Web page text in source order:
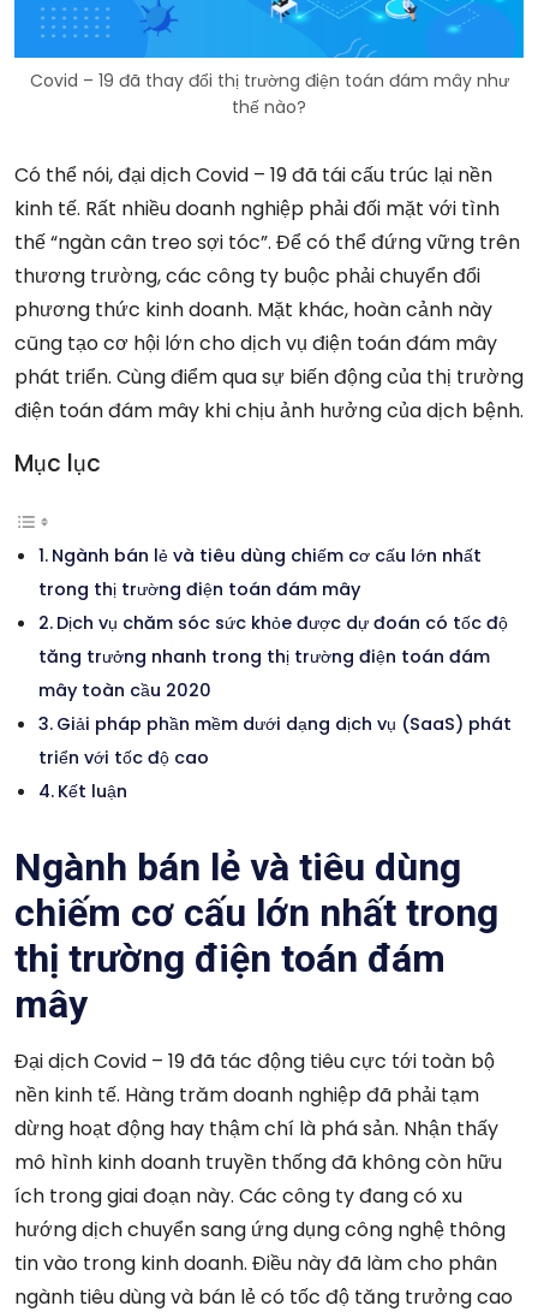
Covid – 19 đã thay đổi thị trường điện toán đám mây như
thế nào?
Có thể nói, đại dịch Covid – 19 đã tái cấu trúc lại nền
kinh tế. Rất nhiều doanh nghiệp phải đối mặt với tình
thế “ngàn cân treo sợi tóc”. Để có thể đứng vững trên
thương trường, các công ty buộc phải chuyển đổi
phương thức kinh doanh. Mặt khác, hoàn cảnh này
cũng tạo cơ hội lớn cho dịch vụ điện toán đám mây
phát triển. Cùng điểm qua sự biến động của thị trường
điện toán đám mây khi chịu ảnh hưởng của dịch bệnh.
Mục lục
Ngành bán lẻ và tiêu dùng chiếm cơ cấu lớn nhất
trong thị trường điện toán đám mây
Dịch vụ chăm sóc sức khỏe được dự đoán có tốc độ
tăng trưởng nhanh trong thị trường điện toán đám
mây toàn cầu 2020
Giải pháp phần mềm dưới dạng dịch vụ (SaaS) phát
triển với tốc độ cao
Kết luận
Ngành bán lẻ và tiêu dùng
chiếm cơ cấu lớn nhất trong
thị trường điện toán đám
mây
Đại dịch Covid – 19 đã tác động tiêu cực tới toàn bộ
nền kinh tế. Hàng trăm doanh nghiệp đã phải tạm
dừng hoạt động hay thậm chí là phá sản. Nhận thấy
mô hình kinh doanh truyền thống đã không còn hữu
ích trong giai đoạn này. Các công ty đang có xu
hướng dịch chuyển sang ứng dụng công nghệ thông
tin vào trong kinh doanh. Điều này đã làm cho phân
ngành tiêu dùng và bán lẻ có tốc độ tăng trưởng cao